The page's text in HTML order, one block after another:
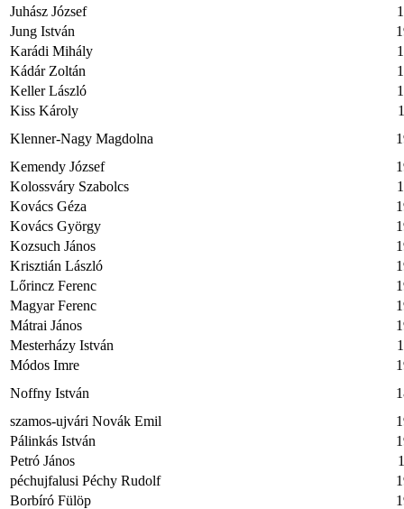
Juhász József
Jung István
Karádi Mihály
Kádár Zoltán
Keller László
Kiss Károly
Klenner-Nagy Magdolna
Kemendy József
Kolossváry Szabolcs
Kovács Géza
Kovács György
Kozsuch János
Krisztián László
Lőrincz Ferenc
Magyar Ferenc
Mátrai János
Mesterházy István
Módos Imre
Noffny István
szamos-ujvári Novák Emil
Pálinkás István
Petró János
péchujfalusi Péchy Rudolf
Borbíró Fülöp